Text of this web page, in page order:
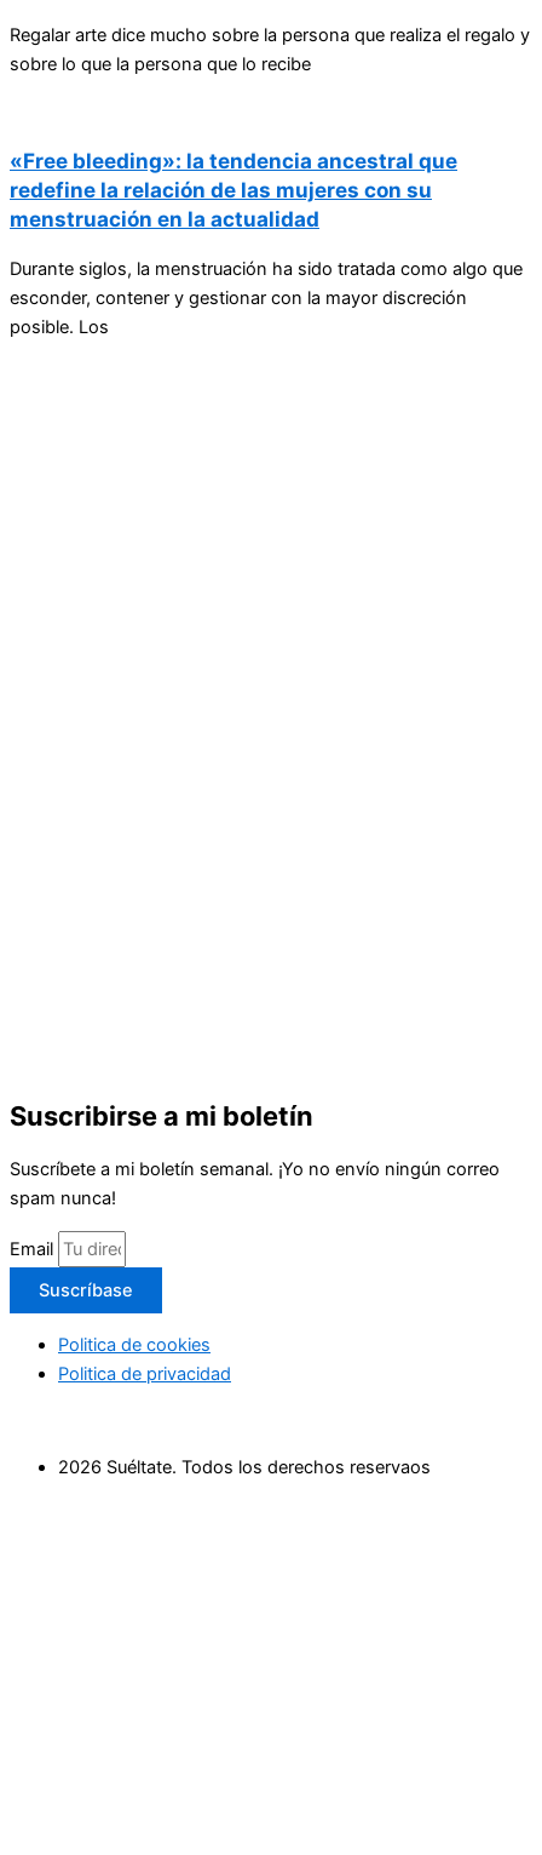
Regalar arte dice mucho sobre la persona que realiza el regalo y
sobre lo que la persona que lo recibe
«Free bleeding»: la tendencia ancestral que
redefine la relación de las mujeres con su
menstruación en la actualidad
Durante siglos, la menstruación ha sido tratada como algo que
esconder, contener y gestionar con la mayor discreción
posible. Los
Suscribirse a mi boletín
Suscríbete a mi boletín semanal. ¡Yo no envío ningún correo
spam nunca!
Email
Suscríbase
Politica de cookies
Politica de privacidad
2026 Suéltate. Todos los derechos reservaos